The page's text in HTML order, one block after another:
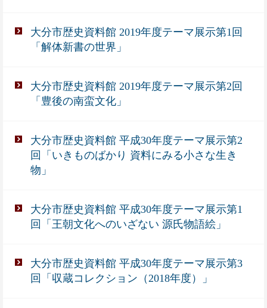
大分市歴史資料館 2019年度テーマ展示第1回
「解体新書の世界」
大分市歴史資料館 2019年度テーマ展示第2回
「豊後の南蛮文化」
大分市歴史資料館 平成30年度テーマ展示第2
回「いきものばかり 資料にみる小さな生き
物」
大分市歴史資料館 平成30年度テーマ展示第1
回「王朝文化へのいざない 源氏物語絵」
大分市歴史資料館 平成30年度テーマ展示第3
回「収蔵コレクション（2018年度）」